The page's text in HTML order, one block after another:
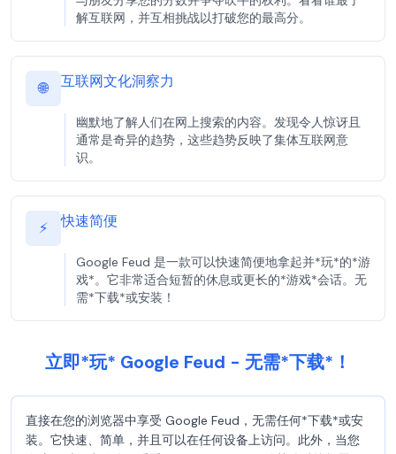
解互联网，并互相挑战以打破您的最高分。
🌐 互联网文化洞察力
幽默地了解人们在网上搜索的内容。发现令人惊讶且
通常是奇异的趋势，这些趋势反映了集体互联网意
识。
⚡ 快速简便
Google Feud 是一款可以快速简便地拿起并*玩*的*游
戏*。它非常适合短暂的休息或更长的*游戏*会话。无
需*下载*或安装！
立即*玩* Google Feud - 无需*下载*！
直接在您的浏览器中享受 Google Feud，无需任何*下载*或安
装。它快速、简单，并且可以在任何设备上访问。此外，当您